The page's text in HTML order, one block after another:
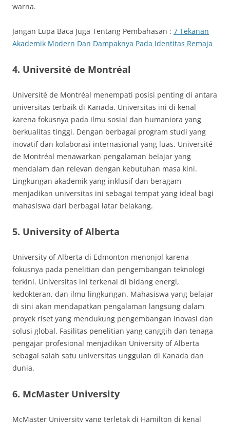
warna.
Jangan Lupa Baca Juga Tentang Pembahasan : 7 Tekanan
Akademik Modern Dan Dampaknya Pada Identitas Remaja
4. Université de Montréal
Université de Montréal menempati posisi penting di antara
universitas terbaik di Kanada. Universitas ini di kenal
karena fokusnya pada ilmu sosial dan humaniora yang
berkualitas tinggi. Dengan berbagai program studi yang
inovatif dan kolaborasi internasional yang luas, Université
de Montréal menawarkan pengalaman belajar yang
mendalam dan relevan dengan kebutuhan masa kini.
Lingkungan akademik yang inklusif dan beragam
menjadikan universitas ini sebagai tempat yang ideal bagi
mahasiswa dari berbagai latar belakang.
5. University of Alberta
University of Alberta di Edmonton menonjol karena
fokusnya pada penelitian dan pengembangan teknologi
terkini. Universitas ini terkenal di bidang energi,
kedokteran, dan ilmu lingkungan. Mahasiswa yang belajar
di sini akan mendapatkan pengalaman langsung dalam
proyek riset yang mendukung pengembangan inovasi dan
solusi global. Fasilitas penelitian yang canggih dan tenaga
pengajar profesional menjadikan University of Alberta
sebagai salah satu universitas unggulan di Kanada dan
dunia.
6. McMaster University
McMaster University yang terletak di Hamilton di kenal